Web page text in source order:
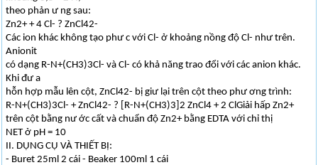
theo phản ư ng sau:
Zn2+ + 4 Cl- ? ZnCl42-
Các ion khác không tạo phư c với Cl- ở khoảng nồng độ Cl- như trên.
Anionit
có dạng R-N+(CH3)3Cl- và Cl- có khả năng trao đổi với các anion khác.
Khi đư a
hỗn hợp mẫu lên cột, ZnCl42- bị giư lại trên cột theo phư ơng trình:
R-N+(CH3)3Cl- + ZnCl42- ? [R-N+(CH3)3]2 ZnCl4 + 2 ClGiải hấp Zn2+
trên cột bằng nư ớc cất và chuẩn độ Zn2+ bằng EDTA với chỉ thị
NET ở pH = 10
II. DỤNG CỤ VÀ THIẾT BỊ:
- Buret 25ml 2 cái - Beaker 100ml 1 cái